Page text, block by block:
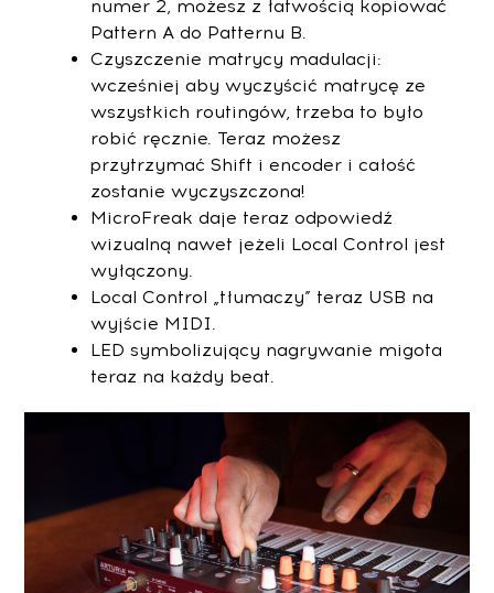
numer 2, możesz z łatwością kopiować
Pattern A do Patternu B.
Czyszczenie matrycy madulacji:
wcześniej aby wyczyścić matrycę ze
wszystkich routingów, trzeba to było
robić ręcznie. Teraz możesz
przytrzymać Shift i encoder i całość
zostanie wyczyszczona!
MicroFreak daje teraz odpowiedź
wizualną nawet jeżeli Local Control jest
wyłączony.
Local Control „tłumaczy” teraz USB na
wyjście MIDI.
LED symbolizujący nagrywanie migota
teraz na każdy beat.